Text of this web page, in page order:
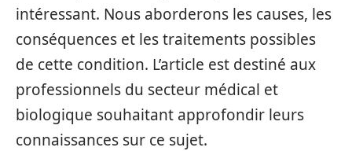
intéressant. Nous aborderons les causes, les
conséquences et les traitements possibles
de cette condition. L’article est destiné aux
professionnels du secteur médical et
biologique souhaitant approfondir leurs
connaissances sur ce sujet.